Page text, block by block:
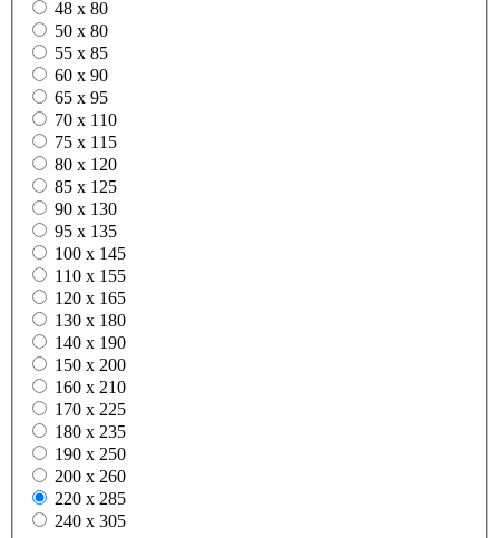
48 x 80
50 x 80
55 x 85
60 x 90
65 x 95
70 x 110
75 x 115
80 x 120
85 x 125
90 x 130
95 x 135
100 x 145
110 x 155
120 x 165
130 x 180
140 x 190
150 x 200
160 x 210
170 x 225
180 x 235
190 x 250
200 x 260
220 x 285
240 x 305